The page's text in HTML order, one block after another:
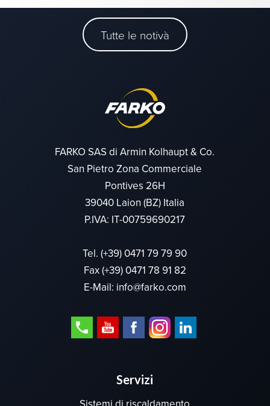
Tutte le notivà
FARKO SAS di Armin Kolhaupt & Co.
San Pietro Zona Commerciale
Pontives 26H
39040 Laion (BZ) Italia
P.IVA: IT-00759690217
Tel.(+39) 0471 79 79 90
Fax (+39) 0471 78 91 82
E-Mail: info@farko.com
Servizi